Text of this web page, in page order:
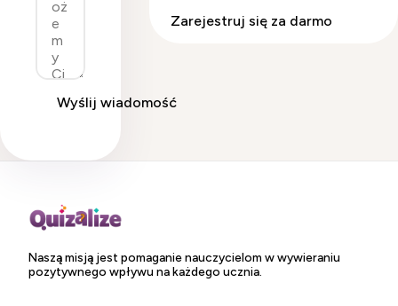
Wyślij wiadomość
Zarejestruj się za darmo
Naszą misją jest pomaganie nauczycielom w wywieraniu
pozytywnego wpływu na każdego ucznia.